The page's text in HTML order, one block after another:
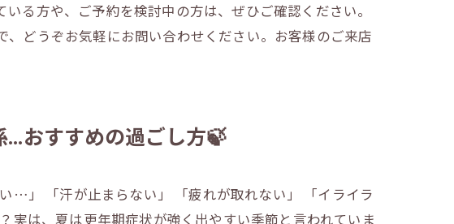
る方や、ご予約を検討中の方は、ぜひご確認ください。
どうぞお気軽にお問い合わせください。お客様のご来店
…おすすめの過ごし方🍃
…」 「汗が止まらない」 「疲れが取れない」 「イライラ
実は、夏は更年期症状が強く出やすい季節と言われていま